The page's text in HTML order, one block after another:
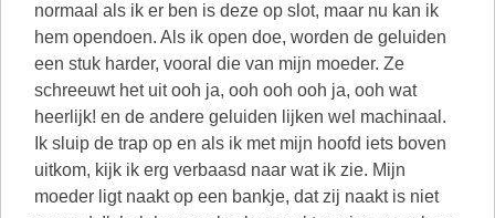
normaal als ik er ben is deze op slot, maar nu kan ik
hem opendoen. Als ik open doe, worden de geluiden
een stuk harder, vooral die van mijn moeder. Ze
schreeuwt het uit ooh ja, ooh ooh ooh ja, ooh wat
heerlijk! en de andere geluiden lijken wel machinaal.
Ik sluip de trap op en als ik met mijn hoofd iets boven
uitkom, kijk ik erg verbaasd naar wat ik zie. Mijn
moeder ligt naakt op een bankje, dat zij naakt is niet